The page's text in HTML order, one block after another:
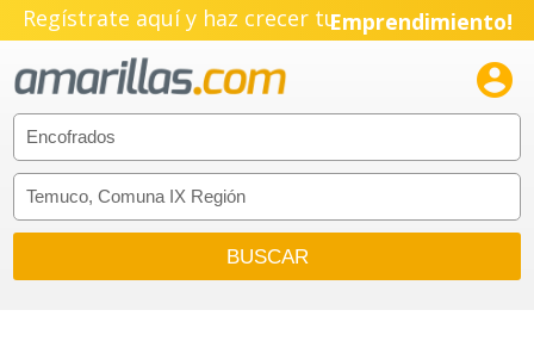
Regístrate aquí y haz crecer tuEmprendimiento!
